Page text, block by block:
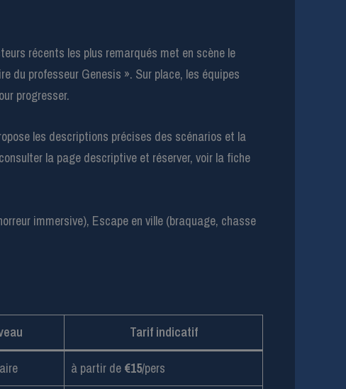
récents les plus remarqués met en scène le
du professeur Genesis ». Sur place, les équipes
progresser.
les descriptions précises des scénarios et la
la page descriptive et réserver, voir la fiche
immersive), Escape en ville (braquage, chasse
Tarif indicatif
à partir de €15/pers